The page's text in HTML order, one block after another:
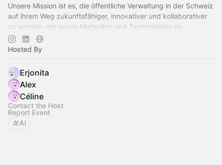
Unsere Mission ist es, die öffentliche Verwaltung in der Schweiz
auf ihrem Weg zukunftsfähiger, innovativer und kollaborativer
zu werden, mit neuen Methoden und Technologien zu
unterstützen.
Hosted By
Erjonita
Alex
Céline
Contact the Host
Report Event
AI